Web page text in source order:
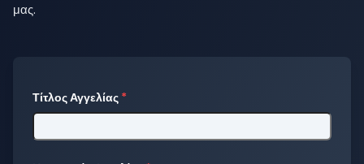
μας.
Τίτλος Αγγελίας *